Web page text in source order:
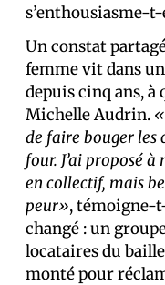
s’enthousiasme-
Un constat
femme vit dans
depuis cinq ans, à
Michelle Audrin.
de faire bouger les
four. J’ai proposé à
en collectif, mais
peur», témoigne-
changé : un
locataires du
monté pour